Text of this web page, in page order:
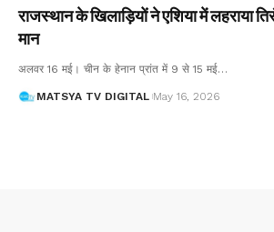
राजस्थान के खिलाड़ियों ने एशिया में लहराया
मान
अलवर 16 मई। चीन के हेनान प्रांत में 9 से 15 मई…
MATSYA TV DIGITAL May 16, 2026